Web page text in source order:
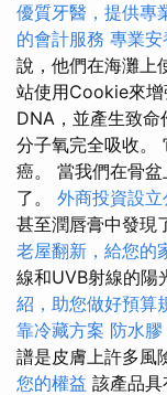
優質牙醫，提供專
的會計服務 專業
說，他們在海灘上
站使用Cookie來
DNA，並產生致
分子氧完全吸收。
癌。 當我們在骨
了。 外商投資設
甚至潤唇膏中發現
老屋翻新，給您的
線和UVB射線的陽
紹，助您做好預算
靠冷藏方案 防水
譜是皮膚上許多風
您的權益 該產品